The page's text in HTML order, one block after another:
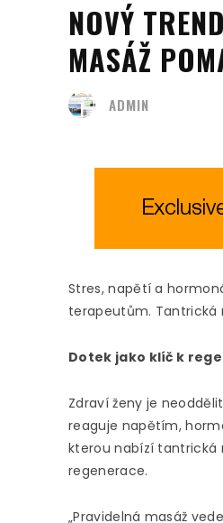
NOVÝ
MASÁŽ
ADMIN
Stres, napětí a
terapeutům. Tantrická
Dotek jako klíč k
Zdraví ženy je
reaguje napětím,
kterou nabízí tantrická
regenerace.
„Pravidelná masáž